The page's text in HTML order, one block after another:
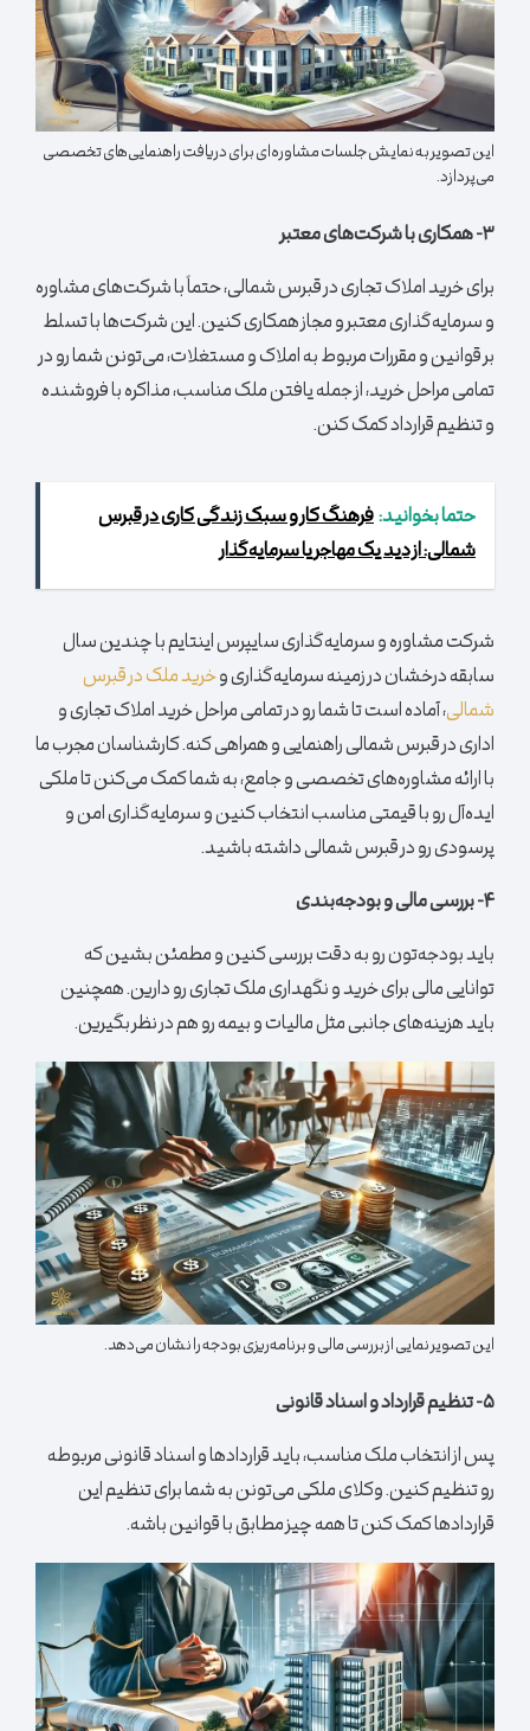
این تصویر به نمایش جلسات مشاوره‌ای برای دریافت راهنمایی‌های تخصصی
می‌پردازد.
۳- همکاری با شرکت‌های معتبر
برای خرید املاک تجاری در قبرس شمالی، حتماً با شرکت‌های مشاوره
و سرمایه‌گذاری معتبر و مجاز همکاری کنین. این شرکت‌ها با تسلط
بر قوانین و مقررات مربوط به املاک و مستغلات، می‌تونن شما رو در
تمامی مراحل خرید، از جمله یافتن ملک مناسب، مذاکره با فروشنده
و تنظیم قرارداد کمک کنن.
حتما بخوانید:فرهنگ کار و سبک زندگی کاری در قبرس
شمالی: از دید یک مهاجر یا سرمایه‌گذار
شرکت مشاوره و سرمایه‌گذاری سایپرس اینتایم با چندین سال
سابقه درخشان در زمینه سرمایه‌گذاری وخرید ملک در قبرس
شمالی، آماده است تا شما رو در تمامی مراحل خرید املاک تجاری و
اداری در قبرس شمالی راهنمایی و همراهی کنه. کارشناسان مجرب ما
با ارائه مشاوره‌های تخصصی و جامع، به شما کمک می‌کنن تا ملکی
ایده‌آل رو با قیمتی مناسب انتخاب کنین و سرمایه‌گذاری امن و
پرسودی رو در قبرس شمالی داشته باشید.
۴- بررسی مالی و بودجه‌بندی
باید بودجه‌تون رو به دقت بررسی کنین و مطمئن بشین که
توانایی مالی برای خرید و نگهداری ملک تجاری رو دارین. همچنین
باید هزینه‌های جانبی مثل مالیات و بیمه رو هم در نظر بگیرین.
این تصویر نمایی از بررسی مالی و برنامه‌ریزی بودجه را نشان می‌دهد.
۵- تنظیم قرارداد و اسناد قانونی
پس از انتخاب ملک مناسب، باید قراردادها و اسناد قانونی مربوطه
رو تنظیم کنین. وکلای ملکی می‌تونن به شما برای تنظیم این
قراردادها کمک کنن تا همه چیز مطابق با قوانین باشه.